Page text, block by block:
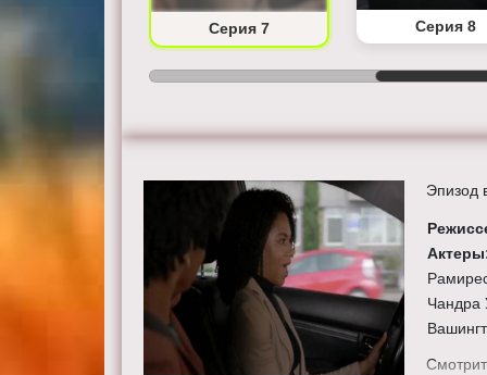
Серия 7 Серия 8
Эпизод
Чандра